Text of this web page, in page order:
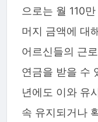
으로는 월 110
머지 금액에 대
어르신들의 근
연금을 받을 수
년에도 이와 유
속 유지되거나